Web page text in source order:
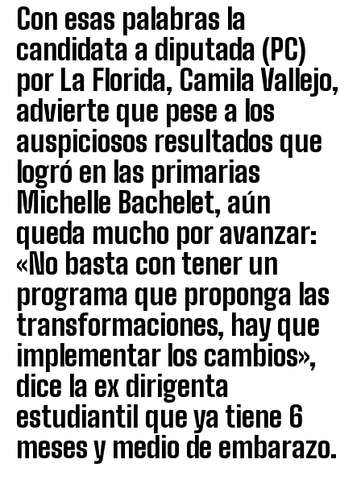
Con esas palabras la
candidata a diputada (PC)
por La Florida, Camila Vallejo,
advierte que pese a los
auspiciosos resultados que
logró en las primarias
Michelle Bachelet, aún
queda mucho por avanzar:
«No basta con tener un
programa que proponga las
transformaciones, hay que
implementar los cambios»,
dice la ex dirigenta
estudiantil que ya tiene 6
meses y medio de embarazo.